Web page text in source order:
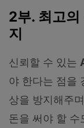
2부. 최고
지
신뢰할 수 있는
야 한다는 점을
상을 방지해주
돈을 써야 할 수